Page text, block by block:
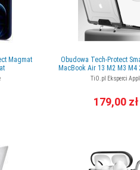
Magmat
Obudowa Tech-Protect
MacBook Air 13 M2 M3 M4
TiO.pl Eksperci
179,00 zł